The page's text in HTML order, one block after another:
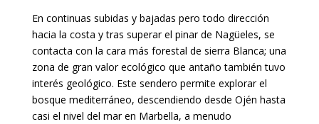
En continuas subidas y bajadas pero todo dirección
hacia la costa y tras superar el pinar de Nagüeles, se
contacta con la cara más forestal de sierra Blanca; una
zona de gran valor ecológico que antaño también tuvo
interés geológico. Este sendero permite explorar el
bosque mediterráneo, descendiendo desde Ojén hasta
casi el nivel del mar en Marbella, a menudo